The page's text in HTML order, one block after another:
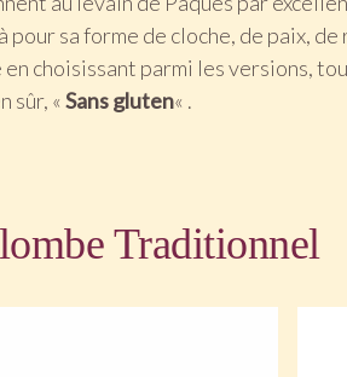
sa forme de cloche, de paix,
choisissant parmi les versions,
sûr, « Sans gluten« .
Traditionnel